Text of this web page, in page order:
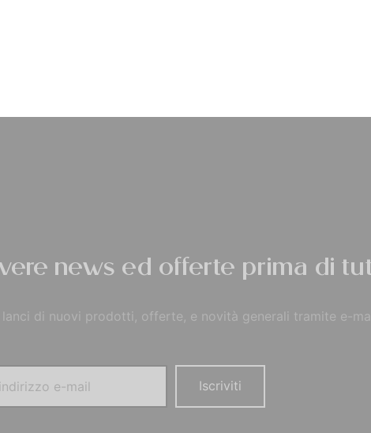
news ed offerte prima di
di nuovi prodotti, offerte, e novità generali tramite e-